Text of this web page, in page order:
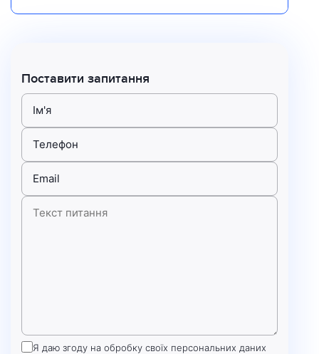
Поставити запитання
Я даю згоду на обробку своїх персональних даних